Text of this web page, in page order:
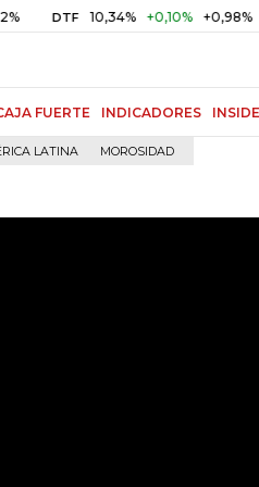
10,34% +0,10% +0,98% UVR
FUERTE INDICADORES INSIDE
LATINA MOROSIDAD